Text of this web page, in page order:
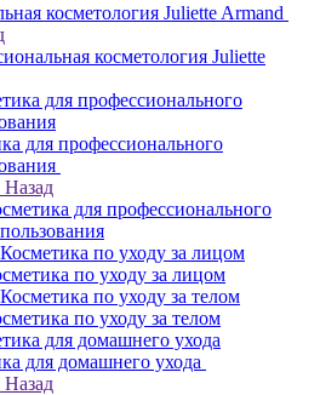
косметология Juliette Armand
косметология Juliette
для профессионального
Назад
для профессионального
по уходу за лицом
по уходу за телом
для домашнего ухода
Назад